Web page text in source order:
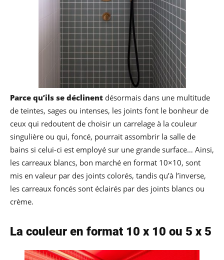
Parce qu’ils se déclinent désormais dans une multitude
de teintes, sages ou intenses, les joints font le bonheur de
ceux qui redoutent de choisir un carrelage à la couleur
singulière ou qui, foncé, pourrait assombrir la salle de
bains si celui-ci est employé sur une grande surface… Ainsi,
les carreaux blancs, bon marché en format 10×10, sont
mis en valeur par des joints colorés, tandis qu’à l’inverse,
les carreaux foncés sont éclairés par des joints blancs ou
crème.
La couleur en format 10 x 10 ou 5 x 5